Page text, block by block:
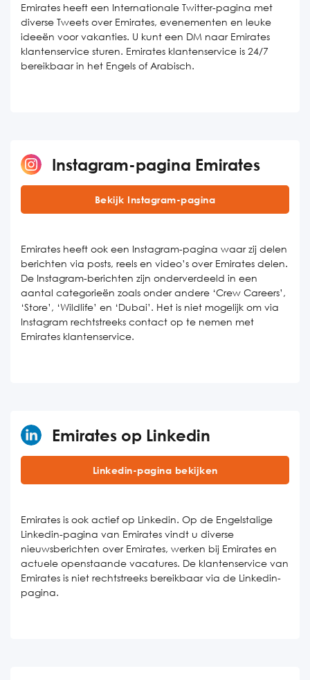
Emirates heeft een Internationale Twitter-pagina met
diverse Tweets over Emirates, evenementen en leuke
ideeën voor vakanties. U kunt een DM naar Emirates
klantenservice sturen. Emirates klantenservice is 24/7
bereikbaar in het Engels of Arabisch.
Instagram-pagina Emirates
Bekijk Instagram-pagina
Emirates heeft ook een Instagram-pagina waar zij delen
berichten via posts, reels en video’s over Emirates delen.
De Instagram-berichten zijn onderverdeeld in een
aantal categorieën zoals onder andere ‘Crew Careers’,
‘Store’, ‘Wildlife’ en ‘Dubai’. Het is niet mogelijk om via
Instagram rechtstreeks contact op te nemen met
Emirates klantenservice.
Emirates op Linkedin
Linkedin-pagina bekijken
Emirates is ook actief op Linkedin. Op de Engelstalige
Linkedin-pagina van Emirates vindt u diverse
nieuwsberichten over Emirates, werken bij Emirates en
actuele openstaande vacatures. De klantenservice van
Emirates is niet rechtstreeks bereikbaar via de Linkedin-
pagina.